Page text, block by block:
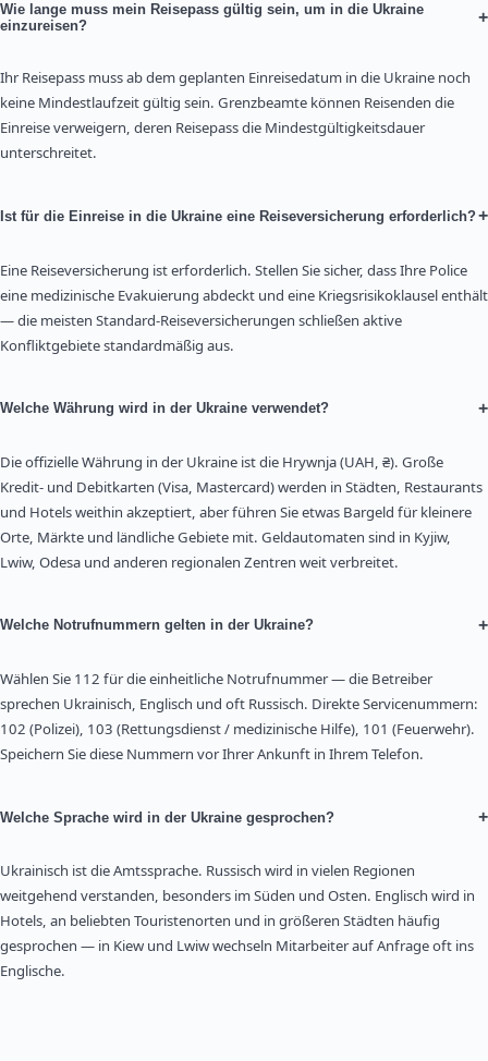
Wie lange muss mein Reisepass gültig sein, um in die Ukraine
einzureisen?
+
Ihr Reisepass muss ab dem geplanten Einreisedatum in die Ukraine noch
keine Mindestlaufzeit gültig sein. Grenzbeamte können Reisenden die
Einreise verweigern, deren Reisepass die Mindestgültigkeitsdauer
unterschreitet.
Ist für die Einreise in die Ukraine eine Reiseversicherung erforderlich?+
Eine Reiseversicherung ist erforderlich. Stellen Sie sicher, dass Ihre Police
eine medizinische Evakuierung abdeckt und eine Kriegsrisikoklausel enthält
— die meisten Standard-Reiseversicherungen schließen aktive
Konfliktgebiete standardmäßig aus.
Welche Währung wird in der Ukraine verwendet? +
Die offizielle Währung in der Ukraine ist die Hrywnja (UAH, ₴). Große
Kredit- und Debitkarten (Visa, Mastercard) werden in Städten, Restaurants
und Hotels weithin akzeptiert, aber führen Sie etwas Bargeld für kleinere
Orte, Märkte und ländliche Gebiete mit. Geldautomaten sind in Kyjiw,
Lwiw, Odesa und anderen regionalen Zentren weit verbreitet.
Welche Notrufnummern gelten in der Ukraine? +
Wählen Sie 112 für die einheitliche Notrufnummer — die Betreiber
sprechen Ukrainisch, Englisch und oft Russisch. Direkte Servicenummern:
102 (Polizei), 103 (Rettungsdienst / medizinische Hilfe), 101 (Feuerwehr).
Speichern Sie diese Nummern vor Ihrer Ankunft in Ihrem Telefon.
Welche Sprache wird in der Ukraine gesprochen? +
Ukrainisch ist die Amtssprache. Russisch wird in vielen Regionen
weitgehend verstanden, besonders im Süden und Osten. Englisch wird in
Hotels, an beliebten Touristenorten und in größeren Städten häufig
gesprochen — in Kiew und Lwiw wechseln Mitarbeiter auf Anfrage oft ins
Englische.